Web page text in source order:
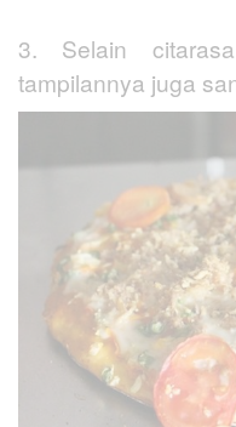
3. Selain
tampilannya juga